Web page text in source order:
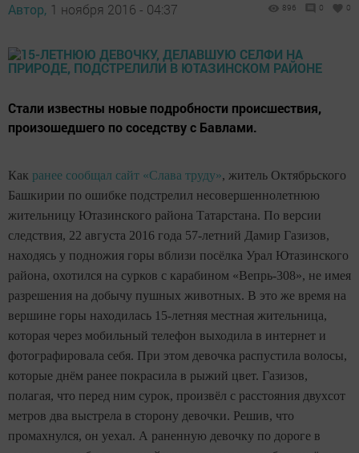
Автор, 1 ноября 2016 - 04:37 896 0 0
Стали известны новые подробности происшествия,
произошедшего по соседству с Бавлами.
Как ранее сообщал сайт «Слава труду», житель Октябрьского
Башкирии по ошибке подстрелил несовершеннолетнюю
жительницу Ютазинского района Татарстана. По версии
следствия, 22 августа 2016 года 57-летний Дамир Газизов,
находясь у подножия горы вблизи посёлка Урал Ютазинского
района, охотился на сурков с карабином «Вепрь-308», не имея
разрешения на добычу пушных животных. В это же время на
вершине горы находилась 15-летняя местная жительница,
которая через мобильный телефон выходила в интернет и
фотографировала себя. При этом девочка распустила волосы,
которые днём ранее покрасила в рыжий цвет. Газизов,
полагая, что перед ним сурок, произвёл с расстояния двухсот
метров два выстрела в сторону девочки. Решив, что
промахнулся, он уехал. А раненную девочку по дороге в